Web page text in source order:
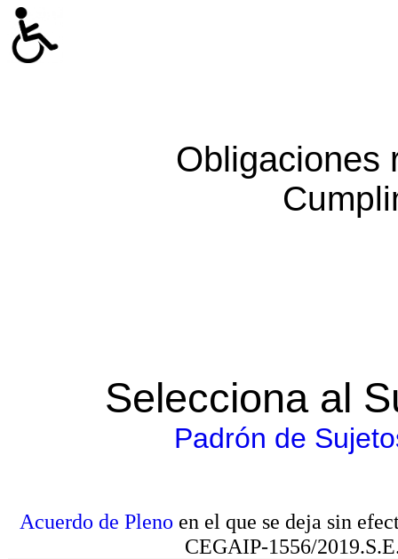
Obligaciones
Selecciona al
Padrón de
Acuerdo de Pleno en el que se deja sin
CEGAIP-1556/